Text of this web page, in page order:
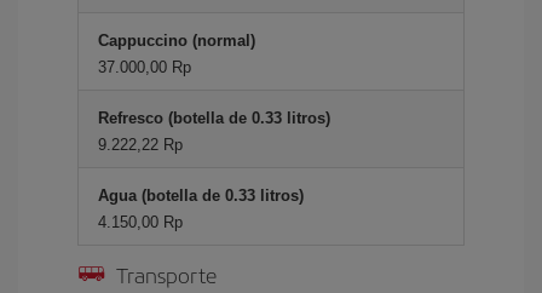
Cappuccino (normal)
37.000,00 Rp
Refresco (botella de 0.33 litros)
9.222,22 Rp
Agua (botella de 0.33 litros)
4.150,00 Rp
Transporte